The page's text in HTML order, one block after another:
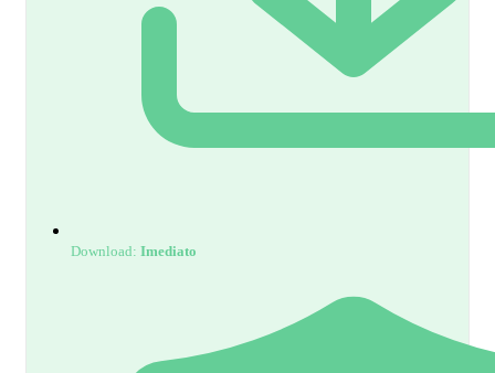
Download: Imediato